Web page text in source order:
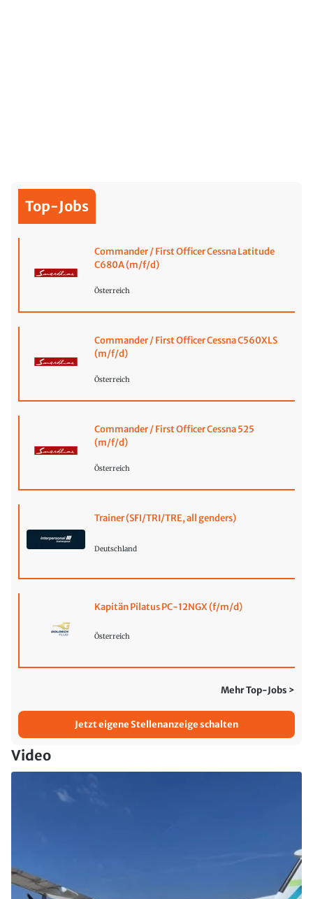
Top-Jobs
Commander / First Officer Cessna Latitude
C680A (m/f/d)
Österreich
Commander / First Officer Cessna C560XLS
(m/f/d)
Österreich
Commander / First Officer Cessna 525
(m/f/d)
Österreich
Trainer (SFI/TRI/TRE, all genders)
Deutschland
Kapitän Pilatus PC-12NGX (f/m/d)
Österreich
Mehr Top-Jobs >
Jetzt eigene Stellenanzeige schalten
Video